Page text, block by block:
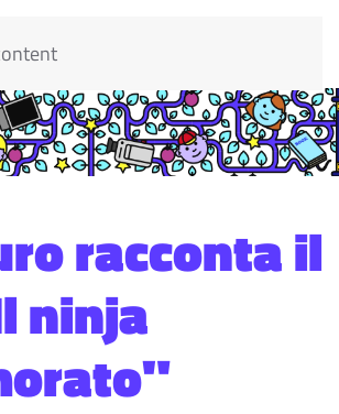
racconta il
ninja